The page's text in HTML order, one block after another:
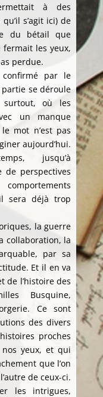
à des
s’agit ici) de
du bétail que
fermait les yeux,
perdue.
confirmé par le
se déroule
où les
un manque
mot n’est pas
aujourd’hui.
jusqu’à
de perspectives
sera déjà trop
la guerre
collaboration, la
par sa
Et il en va
de l’histoire des
Busquine,
Ce sont
des divers
proches
yeux, et qui
que l’on
de ceux-ci.
les intrigues,